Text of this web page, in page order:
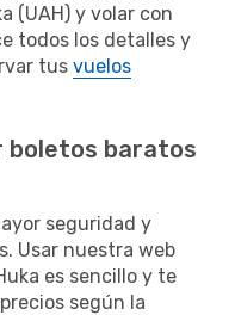
(UAH) y volar con
todos los detalles y
tus vuelos
boletos baratos
seguridad y
Usar nuestra web
es sencillo y te
según la